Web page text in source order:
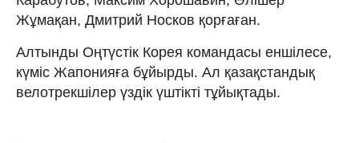
Жұмақан, Дмитрий Носков қорғаған.
Алтынды Оңтүстік Корея командасы еншілесе,
күміс Жапонияға бұйырды. Ал қазақстандық
велотрекшілер үздік үштікті тұйықтады.